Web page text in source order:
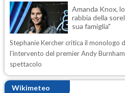
Amanda Knox,
rabbia della
sua famiglia"
Stephanie Kercher critica il monologo
l'intervento del premier Andy
spettacolo
Wikimeteo